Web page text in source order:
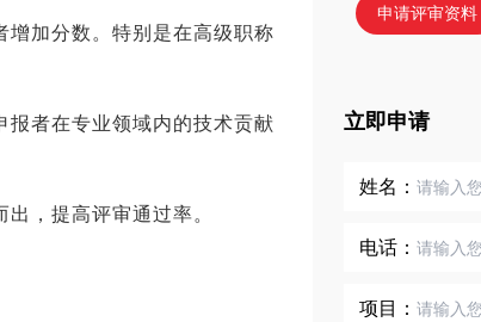
增加分数。特别是在高级职称
报者在专业领域内的技术贡献
，提高评审通过率。
申请评审资料
立即申请
姓名：
电话：
项目：